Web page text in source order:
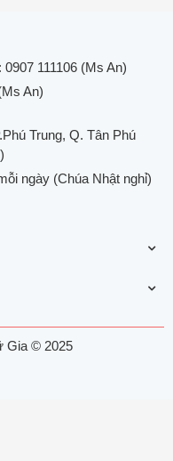
111106 (Ms An)
An)
Trung, Q. Tân Phú
ngày (Chúa Nhật nghỉ)
Gia © 2025